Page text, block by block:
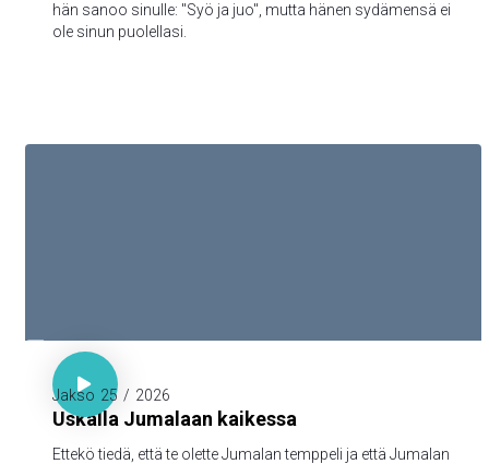
hän sanoo sinulle: "Syö ja juo", mutta hänen sydämensä ei
ole sinun puolellasi.
1. Kor. 3:16

Jakso 25 / 2026
Uskalla Jumalaan kaikessa
Ettekö tiedä, että te olette Jumalan temppeli ja että Jumalan